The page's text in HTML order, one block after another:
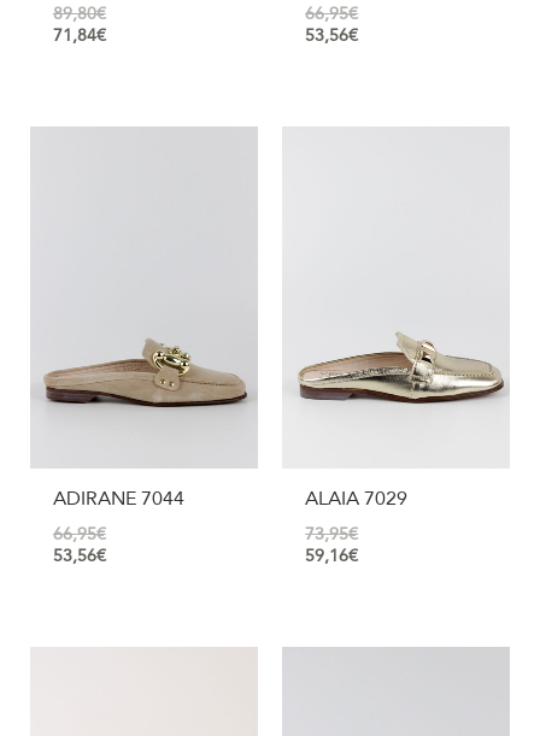
89,80€
71,84€
66,95€
53,56€
ADIRANE 7044
66,95€
53,56€
ALAIA 7029
73,95€
59,16€